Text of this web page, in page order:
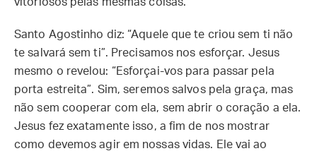
Santo Agostinho diz: “Aquele que te criou sem ti não
te salvará sem ti”. Precisamos nos esforçar. Jesus
mesmo o revelou: “Esforçai-vos para passar pela
porta estreita”. Sim, seremos salvos pela graça, mas
não sem cooperar com ela, sem abrir o coração a ela.
Jesus fez exatamente isso, a fim de nos mostrar
como devemos agir em nossas vidas. Ele vai ao